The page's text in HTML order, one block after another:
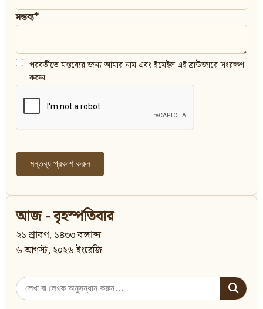
মন্তব্য*
পরবর্তীতে মন্তব্যের জন্য আমার নাম এবং ইমেইল এই ব্রাউজারে সংরক্ষণ
করুন।
আজ - বৃহস্পতিবার
২১ শ্রাবণ, ১৪৩৩ বঙ্গাব্দ
৬ আগস্ট, ২০২৬ ইংরেজি
Search
for: